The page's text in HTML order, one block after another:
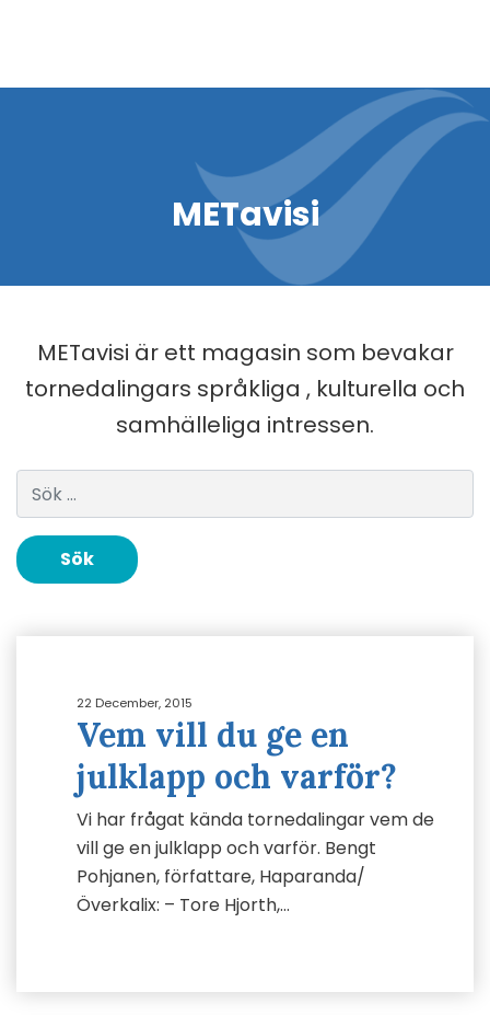
METavisi
METavisi är ett magasin som bevakar
tornedalingars språkliga , kulturella och
samhälleliga intressen.
Sök efter:
22 December, 2015
Vem vill du ge en
julklapp och varför?
Vi har frågat kända tornedalingar vem de
vill ge en julklapp och varför. Bengt
Pohjanen, författare, Haparanda/
Överkalix: – Tore Hjorth,…